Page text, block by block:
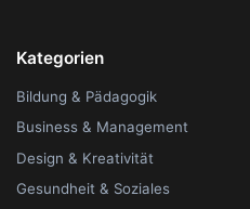
Kategorien
Bildung & Pädagogik
Business & Management
Design & Kreativität
Gesundheit & Soziales